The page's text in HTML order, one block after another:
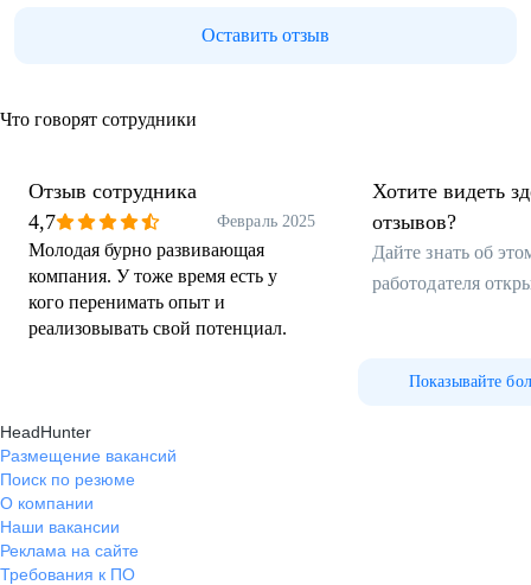
Оставить отзыв
Что говорят сотрудники
Отзыв сотрудника
4,7
Февраль 2025
Молодая бурно развивающая
компания. У тоже время есть у
кого перенимать опыт и
реализовывать свой потенциал.
Хотите видеть
отзывов?
Дайте знать об
работодателя
Показывайте
HeadHunter
Размещение вакансий
Поиск по резюме
О компании
Наши вакансии
Реклама на сайте
Требования к ПО